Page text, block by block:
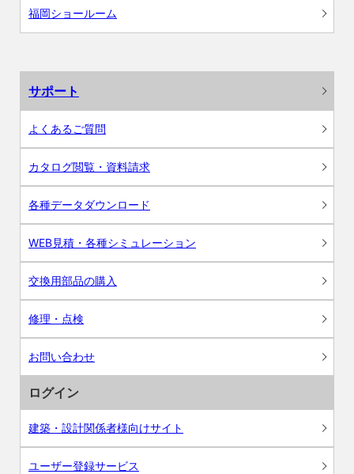
福岡ショールーム
サポート
よくあるご質問
カタログ閲覧・資料請求
各種データダウンロード
WEB見積・各種シミュレーション
交換用部品の購入
修理・点検
お問い合わせ
ログイン
建築・設計関係者様向けサイト
ユーザー登録サービス